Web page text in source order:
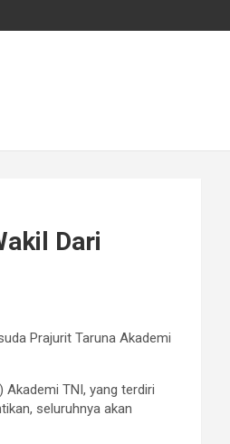
Dari
Prajurit Taruna Akademi
TNI, yang terdiri
seluruhnya akan